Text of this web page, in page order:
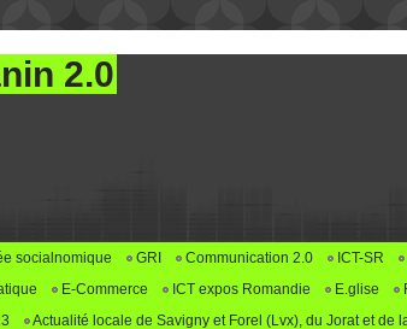
2.0
socialnomique GRI Communication 2.0 ICT-SR
E-Commerce ICT expos Romandie E.glise
Actualité locale de Savigny et Forel (Lvx), du Jorat et de